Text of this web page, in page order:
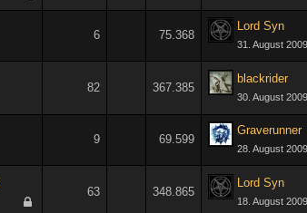
6 75.368
Lord Syn
31. August 2009
82 367.385
blackrider
30. August 2009
9 69.599
Graverunner
28. August 2009
63 348.865
Lord Syn
18. August 2009